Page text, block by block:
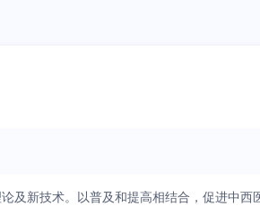
及新技术。以普及和提高相结合，促进中西